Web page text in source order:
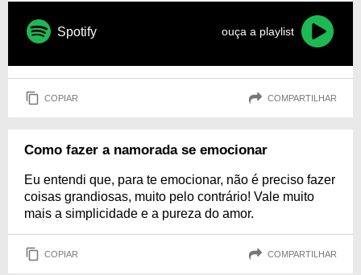
Spotify ouça a playlist
COPIAR COMPARTILHAR
Como fazer a namorada se emocionar
Eu entendi que, para te emocionar, não é preciso fazer
coisas grandiosas, muito pelo contrário! Vale muito
mais a simplicidade e a pureza do amor.
COPIAR COMPARTILHAR